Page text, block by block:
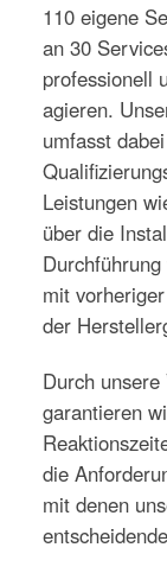
110 eigene
an 30
professionell
agieren.
umfasst
Leistungen
über die
mit
der
Durch
garantieren
die
mit denen